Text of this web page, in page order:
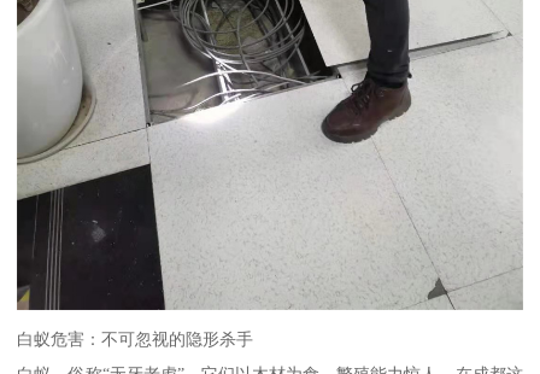
白蚁危害：不可忽视的隐形杀手